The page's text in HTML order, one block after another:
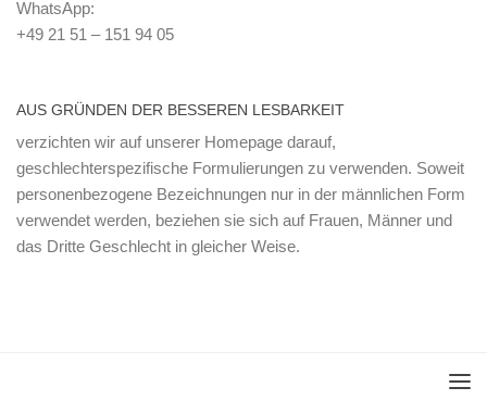
WhatsApp:
+49 21 51 – 151 94 05
AUS GRÜNDEN DER BESSEREN LESBARKEIT
verzichten wir auf unserer Homepage darauf,
geschlechterspezifische Formulierungen zu verwenden. Soweit
personenbezogene Bezeichnungen nur in der männlichen Form
verwendet werden, beziehen sie sich auf Frauen, Männer und
das Dritte Geschlecht in gleicher Weise.